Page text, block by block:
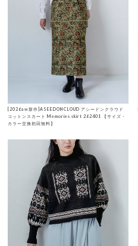
[2026aw新作]ASEEDONCLOUD アシードンクラウド
コットンスカート Memories skirt 262401 【サイズ・
カラー交換初回無料】